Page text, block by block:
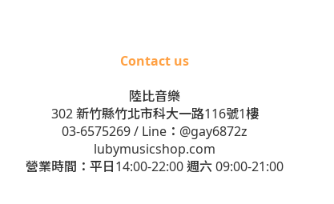
Contact us
陸比音樂
302 新竹縣竹北市科大一路116號1樓
03-6575269/ Line： @gay6872z
lubymusicshop.com
營業時間：平日14:00-22:00 週六 09:00-21:00